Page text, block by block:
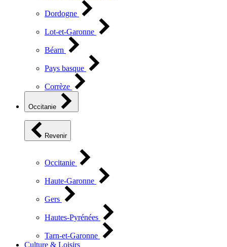
Dordogne
Lot-et-Garonne
Béarn
Pays basque
Corrèze
Occitanie
Revenir
Occitanie
Haute-Garonne
Gers
Hautes-Pyrénées
Tarn-et-Garonne
Culture & Loisirs